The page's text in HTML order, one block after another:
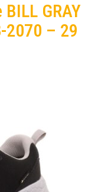
GRAY
2070 – 29